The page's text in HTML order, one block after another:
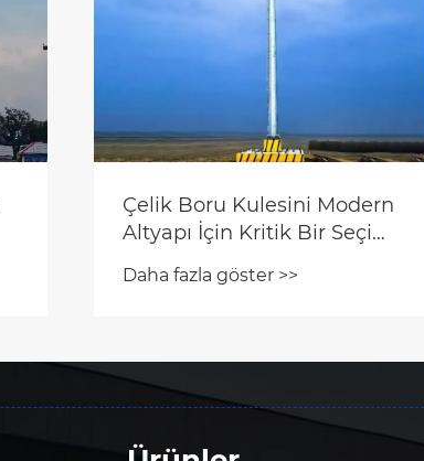
Trafo merkezlerinin çerçeve
yapıları nelerdir?
Daha fazla göster >>